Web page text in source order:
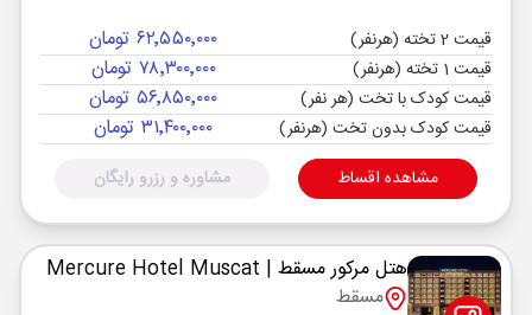
قیمت 2 تخته (هرنفر) ۶۲٬۵۵۰٬۰۰۰ تومان
قیمت 1 تخته (هرنفر) ۷۸٬۳۰۰٬۰۰۰ تومان
قیمت کودک با تخت (هر نفر) ۵۶٬۸۵۰٬۰۰۰ تومان
قیمت کودک بدون تخت (هرنفر) ۳۱٬۴۰۰٬۰۰۰ تومان
مشاهده اقساط مشاوره و رزرو رایگان
هتل مرکور مسقط | Mercure Hotel Muscat
مسقط